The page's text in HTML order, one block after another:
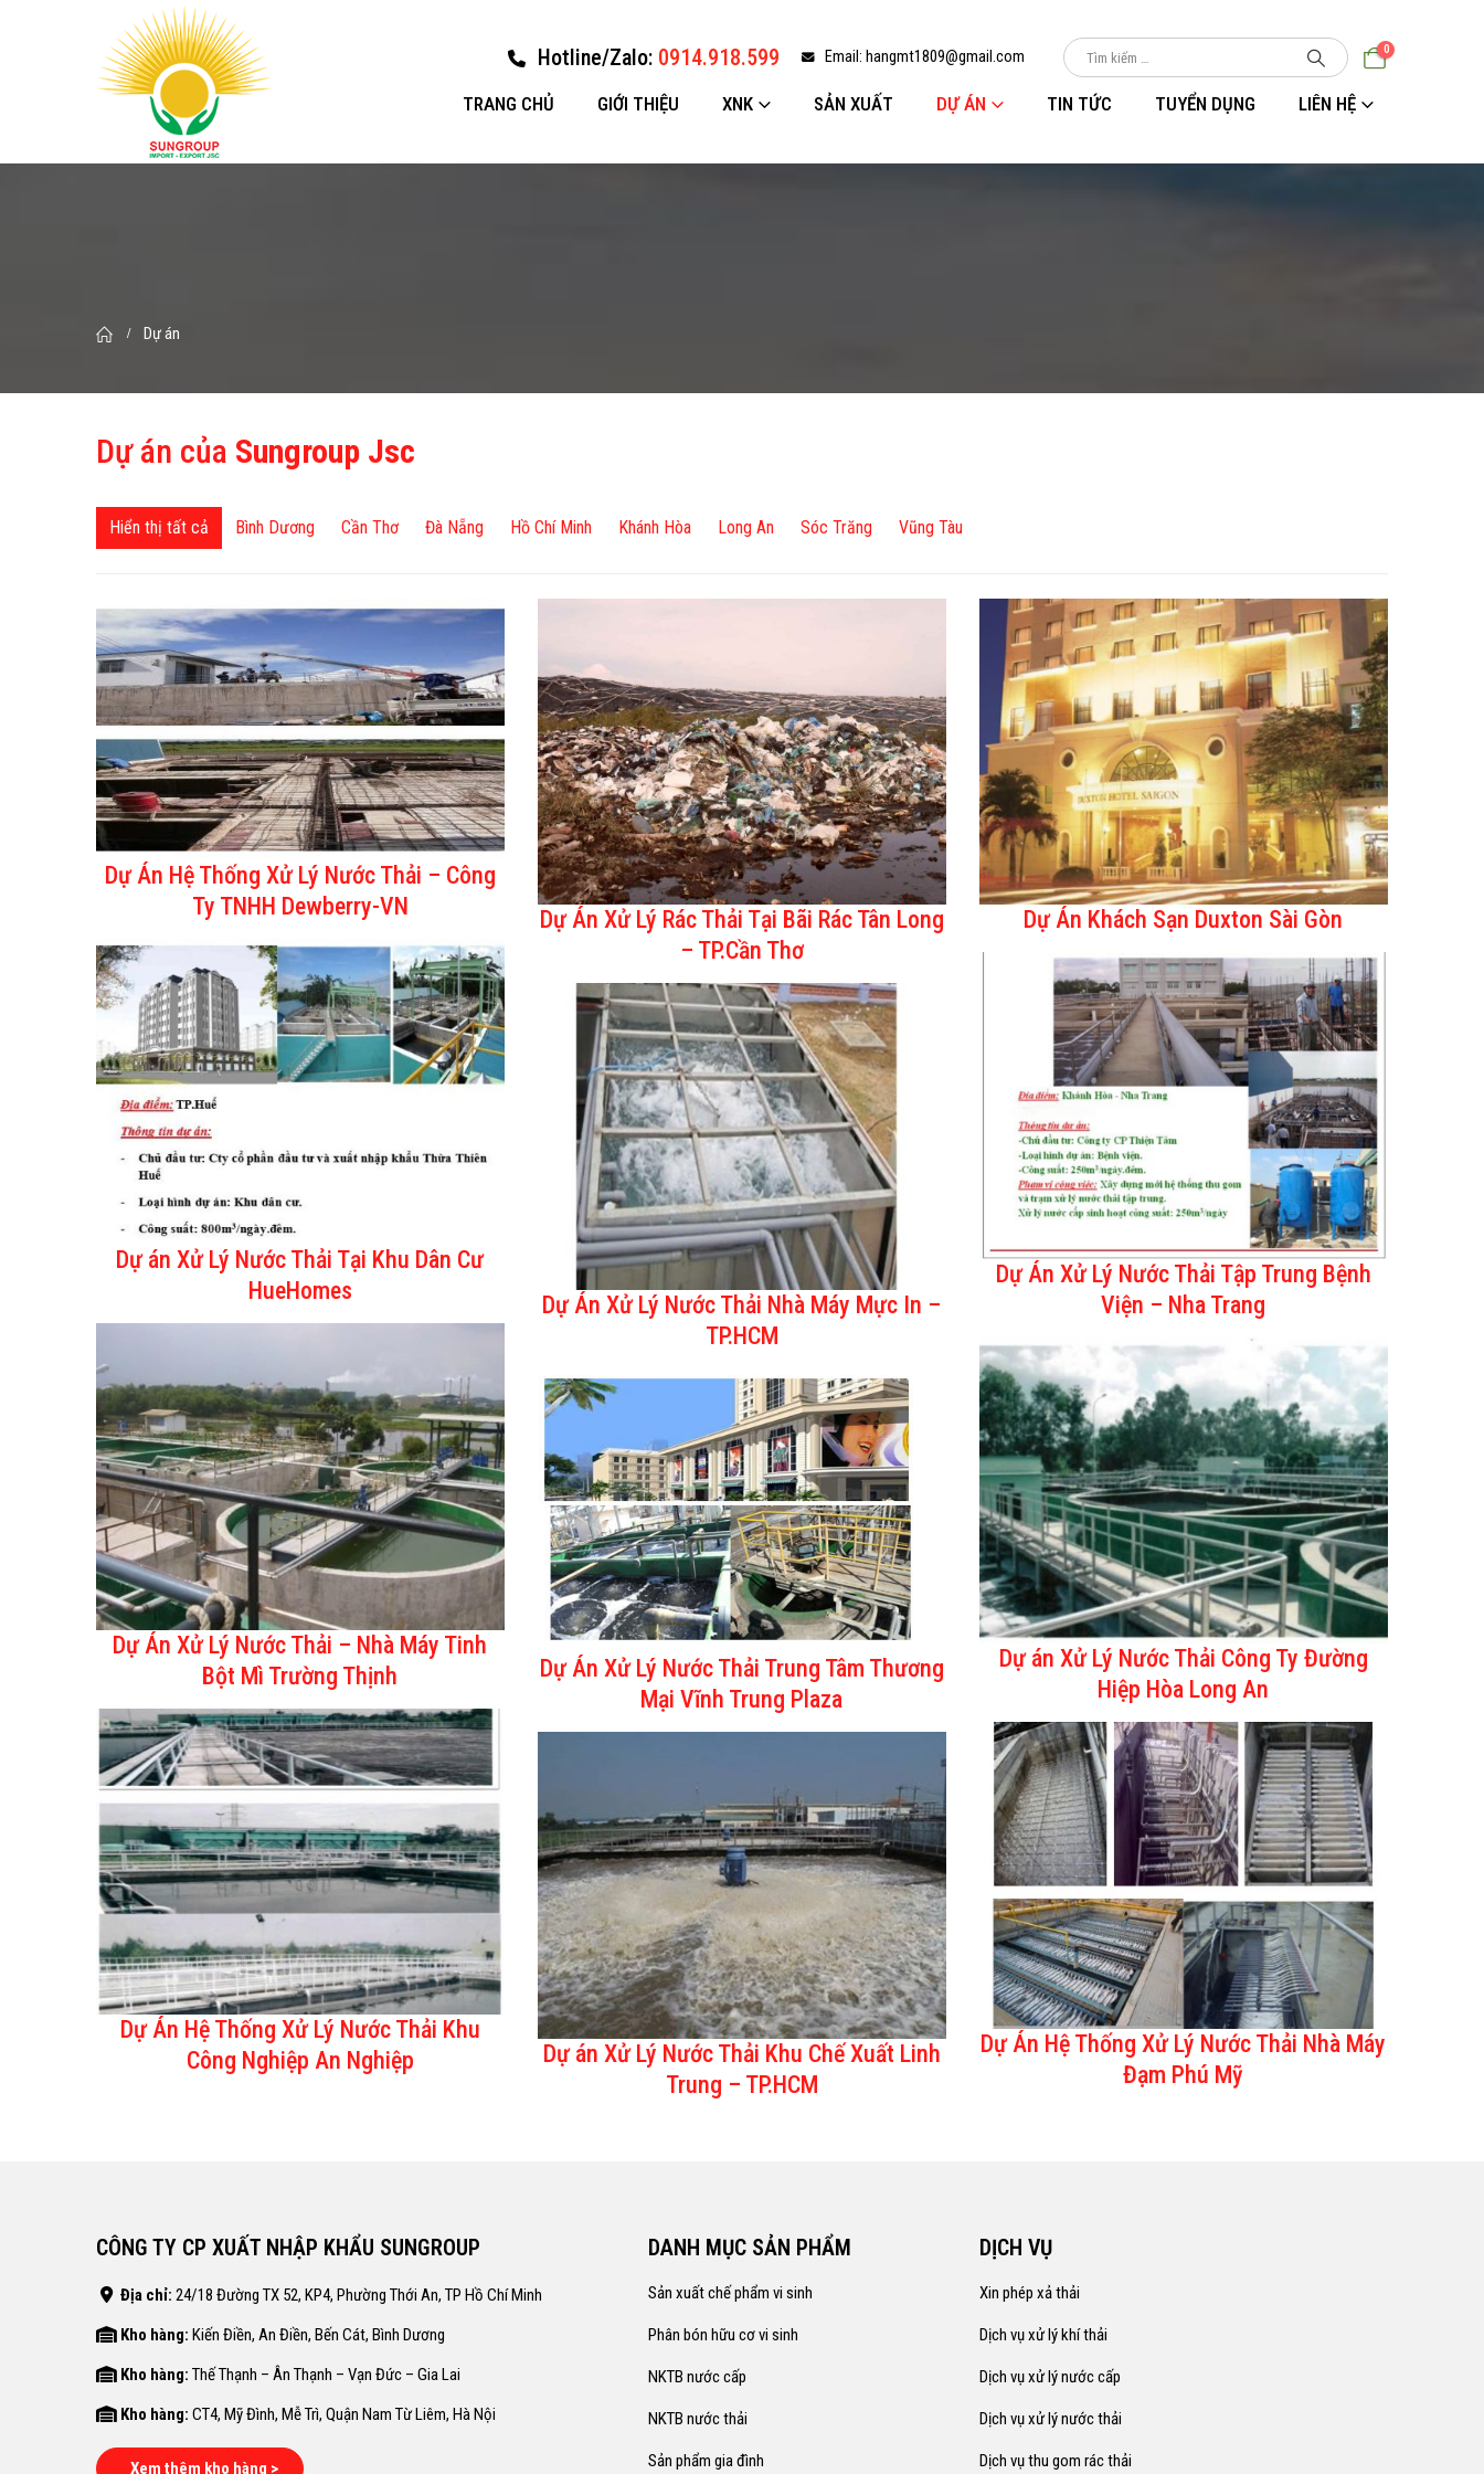
Hotline/Zalo: 0914.918.599 Email: hangmt1809@gmail.com 0
TRANG CHỦ GIỚI THIỆU XNK SẢN XUẤT DỰ ÁN TIN TỨC TUYỂN DỤNG LIÊN HỆ
Dự án
Dự án của Sungroup Jsc
Hiển thị tất cả Bình Dương Cần Thơ Đà Nẵng Hồ Chí Minh Khánh Hòa Long An Sóc Trăng Vũng Tàu
Dự Án Hệ Thống Xử Lý Nước Thải – Công
Ty TNHH Dewberry-VN
Dự Án Xử Lý Rác Thải Tại Bãi Rác Tân Long
– TP.Cần Thơ
Dự Án Khách Sạn Duxton Sài Gòn
Dự án Xử Lý Nước Thải Tại Khu Dân Cư
HueHomes
Dự Án Xử Lý Nước Thải Tập Trung Bệnh
Viện – Nha Trang
Dự Án Xử Lý Nước Thải Nhà Máy Mực In –
TP.HCM
Dự Án Xử Lý Nước Thải – Nhà Máy Tinh
Bột Mì Trường Thịnh
Dự án Xử Lý Nước Thải Công Ty Đường
Hiệp Hòa Long An
Dự Án Xử Lý Nước Thải Trung Tâm Thương
Mại Vĩnh Trung Plaza
Dự Án Hệ Thống Xử Lý Nước Thải Khu
Công Nghiệp An Nghiệp
Dự Án Hệ Thống Xử Lý Nước Thải Nhà Máy
Đạm Phú Mỹ
Dự án Xử Lý Nước Thải Khu Chế Xuất Linh
Trung – TP.HCM
CÔNG TY CP XUẤT NHẬP KHẨU SUNGROUP
Địa chỉ: 24/18 Đường TX 52, KP4, Phường Thới An, TP Hồ Chí Minh
Kho hàng: Kiến Điền, An Điền, Bến Cát, Bình Dương
Kho hàng: Thế Thạnh – Ân Thạnh – Vạn Đức – Gia Lai
Kho hàng: CT4, Mỹ Đình, Mễ Trì, Quận Nam Từ Liêm, Hà Nội
Xem thêm kho hàng >
DANH MỤC SẢN PHẨM
Sản xuất chế phẩm vi sinh
Phân bón hữu cơ vi sinh
NKTB nước cấp
NKTB nước thải
Sản phẩm gia đình
DỊCH VỤ
Xin phép xả thải
Dịch vụ xử lý khí thải
Dịch vụ xử lý nước cấp
Dịch vụ xử lý nước thải
Dịch vụ thu gom rác thải